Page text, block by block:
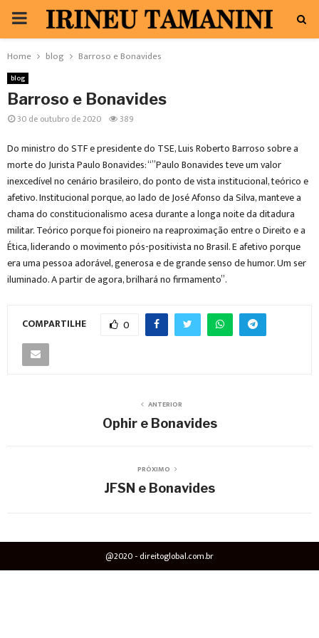
PRIMARY
MENU
Home blog Barroso e Bonavides
blog
Barroso e Bonavides
30 de outubro de 2020 389
Do ministro do STF e presidente do TSE, Luis Roberto Barroso sobre a
morte do Jurista Paulo Bonavides: “”Paulo Bonavides teve um valor
inexcedível no cenário brasileiro, do ponto de vista institucional, teórico e
afetivo. Institucional porque, ao lado de José Afonso da Silva, manteve a
chama do constitucionalismo acesa durante a longa noite da ditadura
militar. Teórico porque foi pioneiro na reaproximação entre o Direito e a
Ética, liderando o movimento pós-positivista no Brasil. E afetivo porque
era uma pessoa adorável, generosa e de grande senso de humor. Um ser
iluminado. A partir de agora, brilhará no firmamento”.
COMPARTILHE 0
ANTERIOR
Ophir e Bonavides
PRÓXIMO
JFSN e Bonavides
@2020 - direitoglobal.com.br